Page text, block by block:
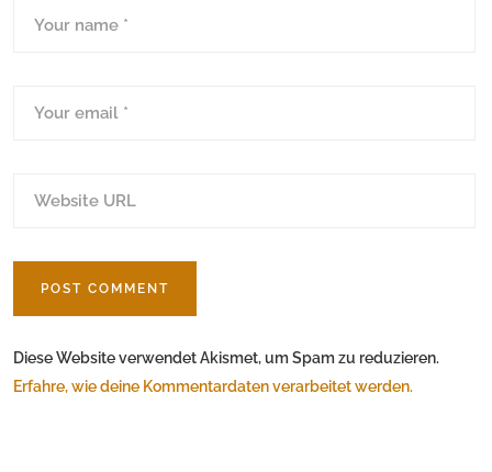
Diese Website verwendet Akismet, um Spam zu reduzieren.
Erfahre, wie deine Kommentardaten verarbeitet werden.